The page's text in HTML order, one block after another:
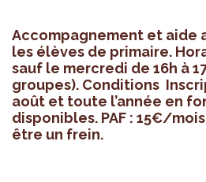
Accom­pa­gne­ment et aide
les élèves de pri­maire.
sauf le mer­credi de 16h à
groupes). Condi­tions
août et toute l’an­née en
dis­po­nibles. PAF : 15€/
être un frein.